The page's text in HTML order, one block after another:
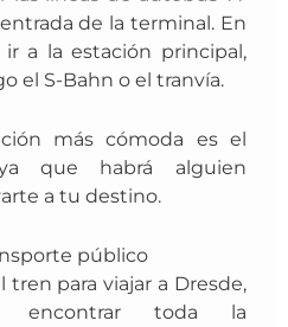
de la terminal. En
a la estación principal,
el S-Bahn o el tranvía.
más cómoda es el
que habrá alguien
a tu destino.
público
tren para viajar a Dresde,
encontrar toda la